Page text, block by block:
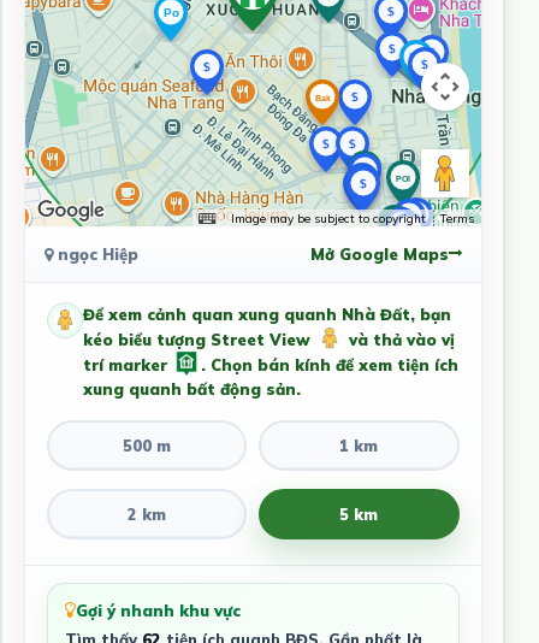
Image may be subject to copyright Terms
ngọc Hiệp Mở Google Maps
Để xem cảnh quan xung quanh Nhà Đất, bạn
kéo biểu tượng Street View
và thả vào vị
trí marker
. Chọn bán kính để xem tiện ích
xung quanh bất động sản.
500 m 1 km
2 km 5 km
Gợi ý nhanh khu vực